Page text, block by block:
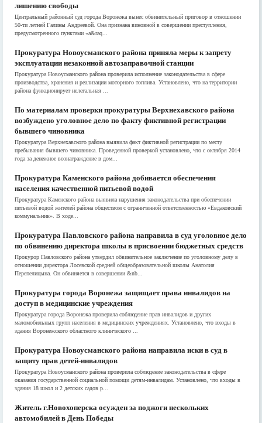
лишению свободы
Центральный районный суд города Воронежа вынес обвинительный приговор в отношении
50-ти летней Галины Андреевой. Она признана виновной в совершении преступления,
предусмотренного пунктами «а&raq...
Прокуратура Новоусманского района приняла меры к запрету
эксплуатации незаконной автозаправочной станции
Прокуратура Новоусманского района проверила исполнение законодательства в сфере
производства, хранения и реализации моторного топлива. Установлено, что на территории
района функционирует нелегальная ...
По материалам проверки прокуратуры Верхнехавского района
возбуждено уголовное дело по факту фиктивной регистрации
бывшего чиновника
Прокуратура Верхнехавского района выявила факт фиктивной регистрации по месту
пребывания бывшего чиновника. Проведенной проверкой установлено, что с октября 2014
года за денежное вознаграждение в дом...
Прокуратура Каменского района добивается обеспечения
населения качественной питьевой водой
Прокуратура Каменского района выявила нарушения законодательства при обеспечении
питьевой водой жителей района обществом с ограниченной ответственностью «Евдаковский
коммунальник». В ходе...
Прокуратура Павловского района направила в суд уголовное дело
по обвинению директора школы в присвоении бюджетных средств
Прокурор Павловского района утвердил обвинительное заключение по уголовному делу в
отношении директора Лосевской средней общеобразовательной школы Анатолия
Перепелицына. Он обвиняется в совершении &nb...
Прокуратура города Воронежа защищает права инвалидов на
доступ в медицинские учреждения
Прокуратура города Воронежа проверила соблюдение прав инвалидов и других
маломобильных групп населения в медицинских учреждениях. Установлено, что входы в
здания Воронежского областного клинического ...
Прокуратура Новоусманского района направила иски в суд в
защиту прав детей-инвалидов
Прокуратура Новоусманского района проверила соблюдение законодательства в сфере
оказания государственной социальной помощи детям-инвалидам. Установлено, что входы в
здания 18 школ и 2 детских садов р...
Житель г.Новохоперска осужден за поджоги нескольких
автомобилей в День Победы